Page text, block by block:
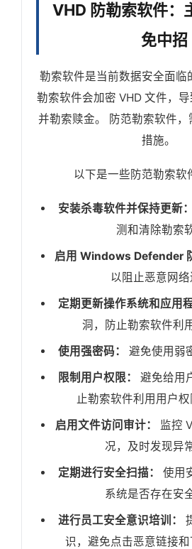
VHD 防勒索软件：
免中招
勒索软件是当前数据安全面临
勒索软件会加密 VHD 文件，导
并勒索赎金。 防范勒索软件
措施。
以下是一些防范勒索软
安装杀毒软件并保持更新：
测和清除勒索
启用 Windows Defender
以阻止恶意网络
定期更新操作系统和应用程
洞，防止勒索软件利
使用强密码：
避免使用弱
限制用户权限：
避免给用
止勒索软件利用用户权
启用文件访问审计：
监控
况，及时发现异
定期进行安全扫描：
使用
系统是否存在安
进行员工安全意识培训：
识，避免点击恶意链接和